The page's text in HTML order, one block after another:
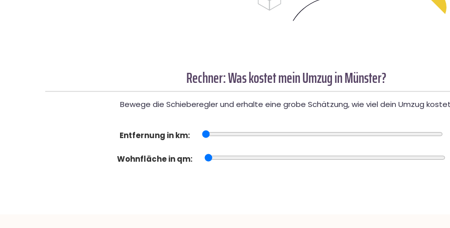
Rechner: Was kostet mein Umzug in Münster?
Bewege die Schieberegler und erhalte eine grobe Schätzung, wie viel dein Umzug
Entfernung in km:
Wohnfläche in qm: